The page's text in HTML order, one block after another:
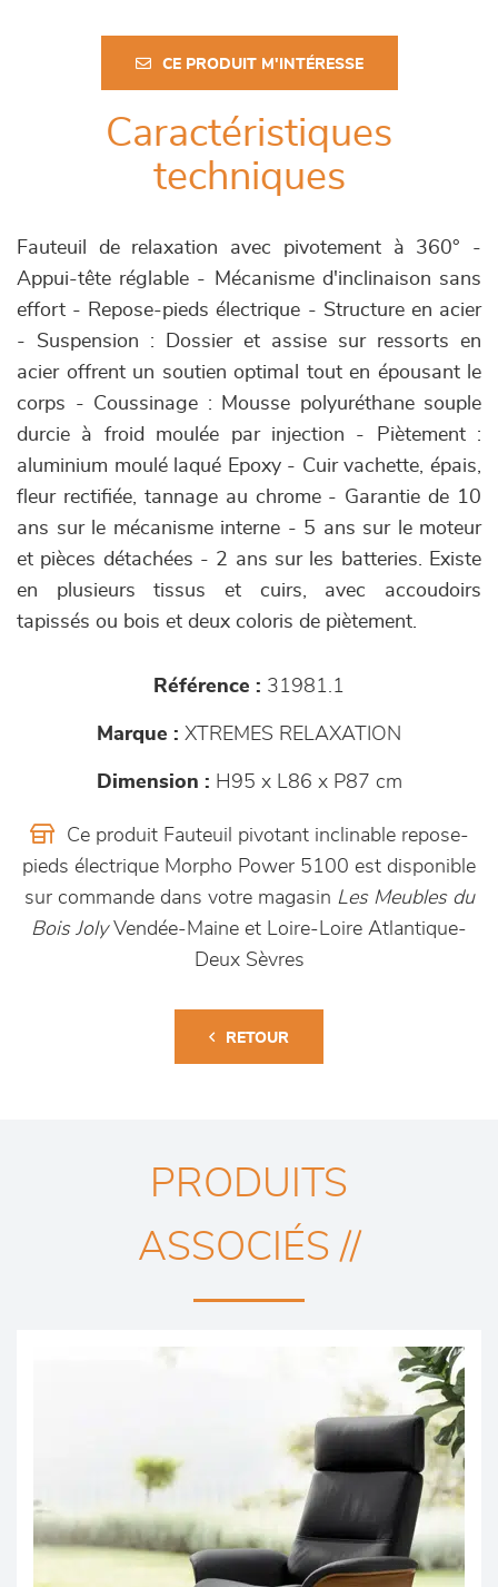
CE PRODUIT M'INTÉRESSE
Caractéristiques
techniques
Fauteuil de relaxation avec pivotement à 360° -
Appui-tête réglable - Mécanisme d'inclinaison sans
effort - Repose-pieds électrique - Structure en acier
- Suspension : Dossier et assise sur ressorts en
acier offrent un soutien optimal tout en épousant le
corps - Coussinage : Mousse polyuréthane souple
durcie à froid moulée par injection - Piètement :
aluminium moulé laqué Epoxy - Cuir vachette, épais,
fleur rectifiée, tannage au chrome - Garantie de 10
ans sur le mécanisme interne - 5 ans sur le moteur
et pièces détachées - 2 ans sur les batteries. Existe
en plusieurs tissus et cuirs, avec accoudoirs
tapissés ou bois et deux coloris de piètement.
Référence : 31981.1
Marque : XTREMES RELAXATION
Dimension : H95 x L86 x P87 cm
Ce produit Fauteuil pivotant inclinable repose-
pieds électrique Morpho Power 5100 est disponible
sur commande dans votre magasin Les Meubles du
Bois JolyVendée-Maine et Loire-Loire Atlantique-
Deux Sèvres
RETOUR
PRODUITS
ASSOCIÉS //